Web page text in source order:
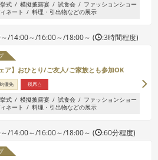
式 模擬披露宴 試食会
ファッションショー
ネート
料理・引出物などの展示
/14:00～/16:00～/18:00～ ( :3時間程度)
ア】おひとり/ご友人/ご家族とも参加OK
優先 残席△
式 模擬披露宴 試食会
ファッションショー
ネート
料理・引出物などの展示
/14:00～/16:00～/18:00～ ( :60分程度)